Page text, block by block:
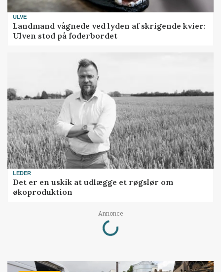
ULVE
Landmand vågnede ved lyden af skrigende kvier:
Ulven stod på foderbordet
LEDER
Det er en uskik at udlægge et røgslør om
økoproduktion
Annonce
Loading...